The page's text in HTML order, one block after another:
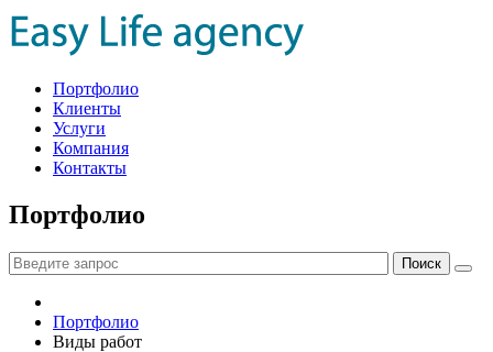
Портфолио
Клиенты
Услуги
Компания
Контакты
Портфолио
Портфолио
Виды работ